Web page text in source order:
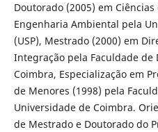
Doutorado (2005) em Ciências
Engenharia Ambiental pela
(USP), Mestrado (2000) em
Integração pela Faculdade
Coimbra, Especialização em
de Menores (1998) pela
Universidade de Coimbra.
de Mestrado e Doutorado do